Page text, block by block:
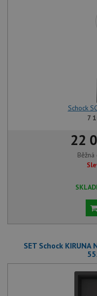
Schock
7
22
Běžná
SET Schock KIRUNA